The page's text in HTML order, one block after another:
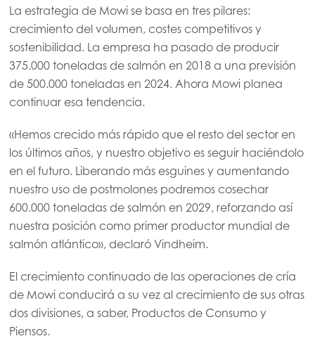
La estrategia de Mowi se basa en tres pilares:
crecimiento del volumen, costes competitivos y
sostenibilidad. La empresa ha pasado de producir
375.000 toneladas de salmón en 2018 a una previsión
de 500.000 toneladas en 2024. Ahora Mowi planea
continuar esa tendencia.
«Hemos crecido más rápido que el resto del sector en
los últimos años, y nuestro objetivo es seguir haciéndolo
en el futuro. Liberando más esguines y aumentando
nuestro uso de postmolones podremos cosechar
600.000 toneladas de salmón en 2029, reforzando así
nuestra posición como primer productor mundial de
salmón atlántico», declaró Vindheim.
El crecimiento continuado de las operaciones de cría
de Mowi conducirá a su vez al crecimiento de sus otras
dos divisiones, a saber, Productos de Consumo y
Piensos.